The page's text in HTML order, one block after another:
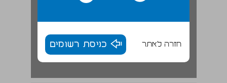
חזרה לאתר כניסת רשומים
קנאות ומחלוקת הבתים ... 21